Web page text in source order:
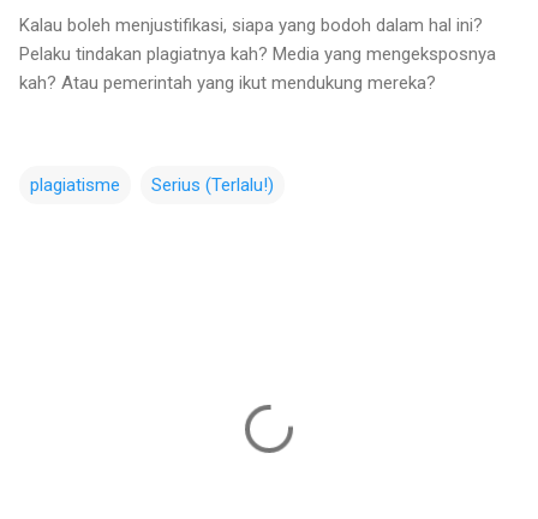
Kalau boleh menjustifikasi, siapa yang bodoh dalam hal ini?
Pelaku tindakan plagiatnya kah? Media yang mengeksposnya
kah? Atau pemerintah yang ikut mendukung mereka?
plagiatisme Serius (Terlalu!)